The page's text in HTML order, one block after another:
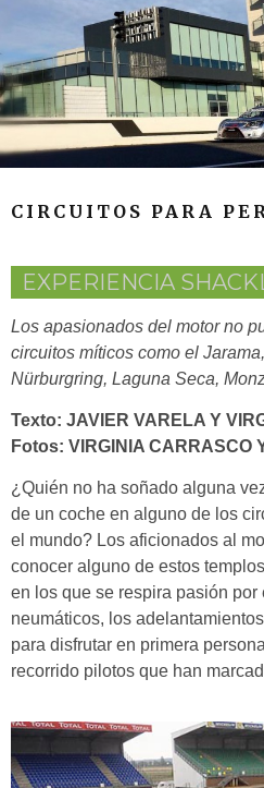
CIRCUITOS PARA
EXPERIENCIA
Los apasionados del motor no
circuitos míticos como el
Nürburgring, Laguna Seca,
Texto: JAVIER VARELA Y
Fotos: VIRGINIA CARRASCO
¿Quién no ha soñado alguna
de un coche en alguno de los
el mundo? Los aficionados al
conocer alguno de estos
en los que se respira pasión por
neumáticos, los
para disfrutar en primera
recorrido pilotos que han